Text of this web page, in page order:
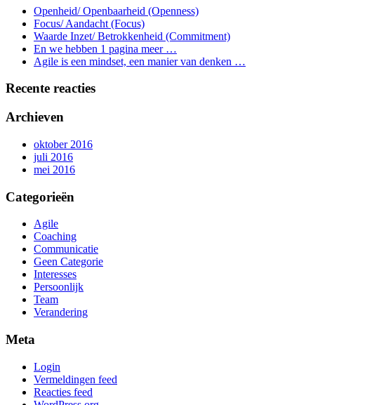
Openheid/ Openbaarheid (Openness)
Focus/ Aandacht (Focus)
Waarde Inzet/ Betrokkenheid (Commitment)
En we hebben 1 pagina meer …
Agile is een mindset, een manier van denken …
Recente reacties
Archieven
oktober 2016
juli 2016
mei 2016
Categorieën
Agile
Coaching
Communicatie
Geen Categorie
Interesses
Persoonlijk
Team
Verandering
Meta
Login
Vermeldingen feed
Reacties feed